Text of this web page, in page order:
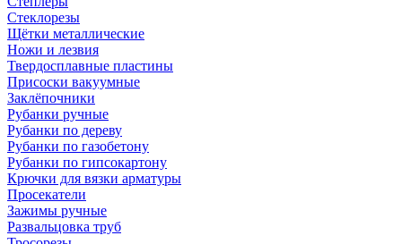
Стеклорезы
Щётки металлические
Ножи и лезвия
Твердосплавные пластины
Присоски вакуумные
Заклёпочники
Рубанки ручные
Рубанки по дереву
Рубанки по газобетону
Рубанки по гипсокартону
Крючки для вязки арматуры
Просекатели
Зажимы ручные
Развальцовка труб